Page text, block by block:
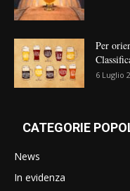
Per
6 Luglio
CATEGORIE
News
In evidenza